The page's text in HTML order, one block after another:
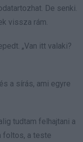
De senki.
vissza rám.
„Van itt valaki?
a sírás, ami egyre
tudtam felhajtani a
foltos, a teste